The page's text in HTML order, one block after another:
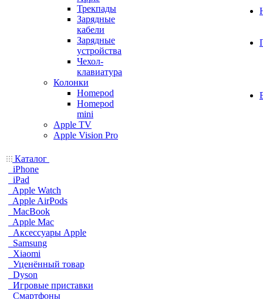
Трекпады
Зарядные
кабели
Зарядные
устройства
Чехол-
клавиатура
Колонки
Homepod
Homepod
mini
Apple TV
Apple Vision Pro
Каталог
iPhone
iPad
Apple Watch
Apple AirPods
MacBook
Apple Mac
Аксессуары Apple
Samsung
Xiaomi
Уценённый товар
Dyson
Игровые приставки
Смартфоны